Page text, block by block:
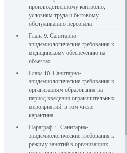
производственному контролю,
условиям труда и бытовому
обслуживанию персонала
Глава 9. Санитарно-
эпидемиологические требования к
медицинскому обеспечению на
объектах
Глава 10. Санитарно-
эпидемиологические требования к
организациям образования на
период введения ограничительных
мероприятий, в том числе
карантина
Параграф 1. Санитарно-
эпидемиологические требования к
режиму занятий в организациях